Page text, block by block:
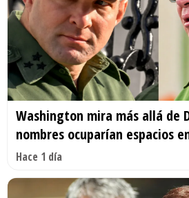
Washington mira más allá de
nombres ocuparían espacios
Hace 1 día